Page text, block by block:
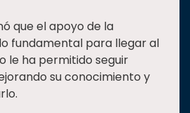
que el apoyo de la
fundamental para llegar al
le ha permitido seguir
su conocimiento y